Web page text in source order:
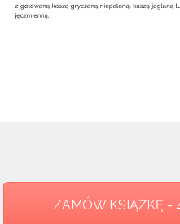
ZAMÓW KSIĄŻKĘ -